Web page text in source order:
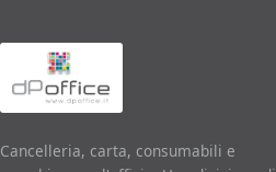
Cancelleria, carta, consumabili e